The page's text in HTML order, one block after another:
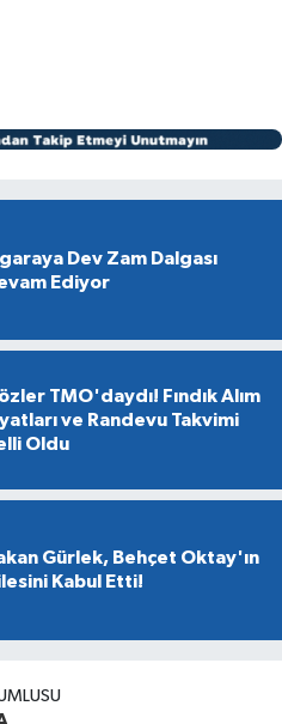
Dev Zam Dalgası
Ediyor
TMO'daydı! Fındık Alım
ve Randevu Takvimi
Oldu
Gürlek, Behçet Oktay'ın
Kabul Etti!